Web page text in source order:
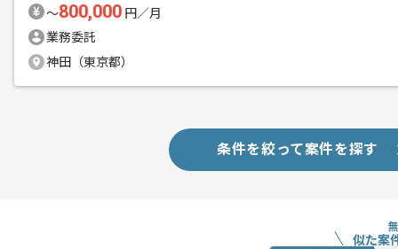
〜800,000 円／月
業務委託
神田（東京都）
条件を絞って案件を探す
似た案